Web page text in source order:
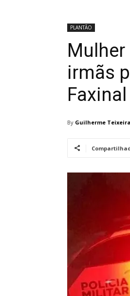
PLANTÃO
irmãs
Faxinal
By Guilherme Teixeira